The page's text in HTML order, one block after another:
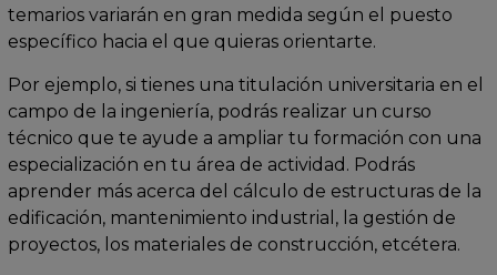
temarios variarán en gran medida según el puesto
específico hacia el que quieras orientarte.
Por ejemplo, si tienes una titulación universitaria en el
campo de la ingeniería, podrás realizar un curso
técnico que te ayude a ampliar tu formación con una
especialización en tu área de actividad. Podrás
aprender más acerca del cálculo de estructuras de la
edificación, mantenimiento industrial, la gestión de
proyectos, los materiales de construcción, etcétera.